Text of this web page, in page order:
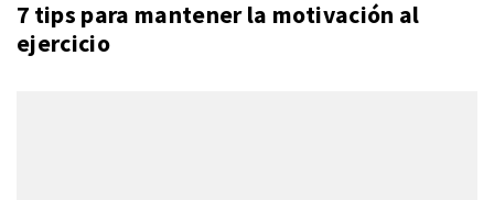
7 tips para mantener la motivación al
ejercicio